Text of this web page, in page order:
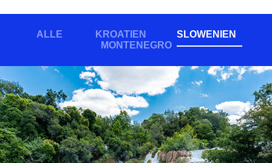
ALLE KROATIEN
SLOWENIEN
MONTENEGRO